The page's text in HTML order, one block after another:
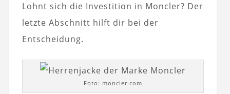
Lohnt sich die Investition in Moncler? Der
letzte Abschnitt hilft dir bei der
Entscheidung.
Foto: moncler.com